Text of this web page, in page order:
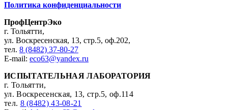
Политика конфиденциальности
ПрофЦентрЭко
г. Тольятти,
ул. Воскресенская, 13, стр.5, оф.202,
тел. 8 (8482) 37-80-27
E-mail: eco63@yandex.ru
ИСПЫТАТЕЛЬНАЯ ЛАБОРАТОРИЯ
г. Тольятти,
ул. Воскресенская, 13, стр.5, оф.114
тел. 8 (8482) 43-08-21